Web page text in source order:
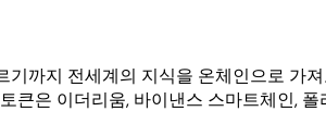
기까지 전세계의 지식을 온체인으로 가
큰은 이더리움, 바이낸스 스마트체인,